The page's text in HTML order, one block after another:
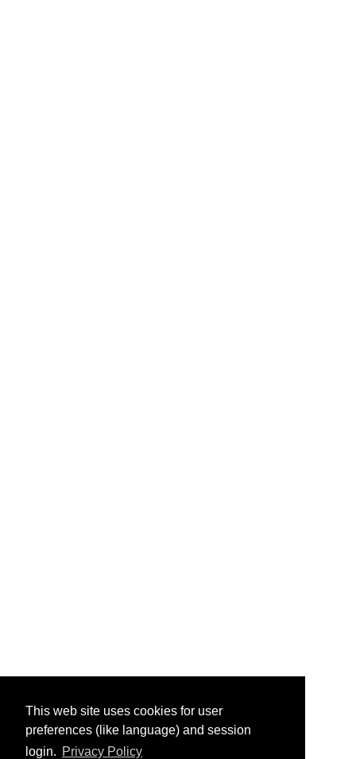
This web site uses cookies for user
preferences (like language) and session
login. Privacy Policy